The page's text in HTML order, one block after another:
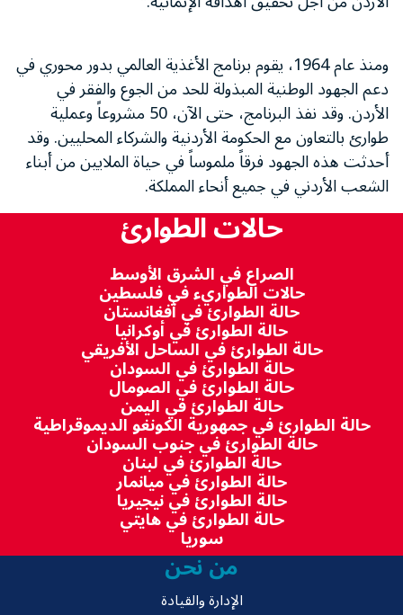
ومنذ عام 1964، يقوم برنامج الأغذية العالمي بدور محوري في
دعم الجهود الوطنية المبذولة للحد من الجوع والفقر في
الأردن. وقد نفذ البرنامج، حتى الآن، 50 مشروعاً وعملية
طوارئ بالتعاون مع الحكومة الأردنية والشركاء المحليين. وقد
أحدثت هذه الجهود فرقاً ملموساً في حياة الملايين من أبناء
الشعب الأردني في جميع أنحاء المملكة.
حالات الطوارئ
الصراع في الشرق الأوسط
حالات الطواريء في فلسطين
حالة الطوارئ في أفغانستان
حالة الطوارئ في أوكرانيا
حالة الطوارئ في الساحل الأفريقي
حالة الطوارئ في السودان
حالة الطوارئ في الصومال
حالة الطوارئ في اليمن
حالة الطوارئ في جمهورية الكونغو الديموقراطية
حالة الطوارئ في جنوب السودان
حالة الطوارئ في لبنان
حالة الطوارئ في ميانمار
حالة الطوارئ في نيجيريا
حالة الطوارئ في هايتي
سوريا
من نحن
الإدارة والقيادة